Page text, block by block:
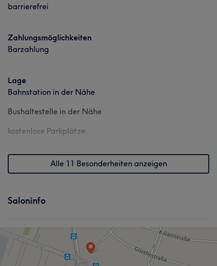
barrierefrei
Zahlungsmöglichkeiten
Barzahlung
Lage
Bahnstation in der Nähe
Bushaltestelle in der Nähe
kostenlose Parkplätze
Alle 11 Besonderheiten anzeigen
Saloninfo